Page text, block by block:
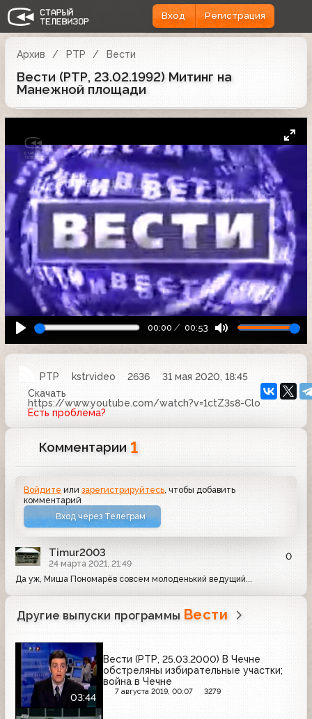
Вход Регистрация
Архив РТР Вести
Вести (РТР, 23.02.1992) Митинг на
Манежной площади
00:00 00:53
РТР kstrvideo 2636
31 мая 2020, 18:45
Скачать
https://www.youtube.com/watch?v=1ctZ3s8-Clo
Есть проблема?
Комментарии 1
Войдите илизарегистрируйтесь, чтобы добавить
комментарий
Вход через Телеграм
Timur2003
24 марта 2021, 21:49
0
Да уж, Миша Пономарёв совсем молоденький ведущий...
Другие выпуски программы Вести
03:44
Вести (РТР, 25.03.2000) В Чечне
обстреляны избирательные участки;
война в Чечне
7 августа 2019, 00:07 3279